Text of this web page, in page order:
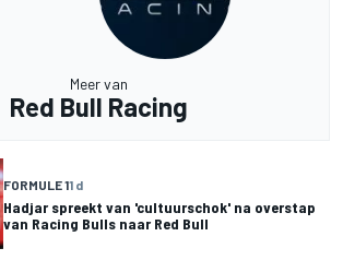
Meer van
Red Bull Racing
FORMULE 11 d
Hadjar spreekt van 'cultuurschok' na overstap
van Racing Bulls naar Red Bull